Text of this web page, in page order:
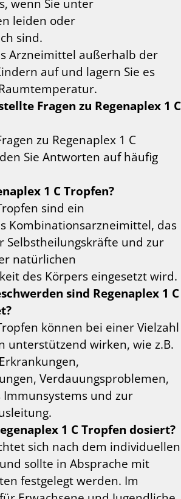
wenn Sie unter
leiden oder
sind.
Arzneimittel außerhalb der
auf und lagern Sie es
Fragen zu Regenaplex 1 C
zu Regenaplex 1 C
Sie Antworten auf häufig
1 C Tropfen?
sind ein
Kombinationsarzneimittel, das
Selbstheilungskräfte und zur
natürlichen
des Körpers eingesetzt wird.
sind Regenaplex 1 C
können bei einer Vielzahl
unterstützend wirken, wie z.B.
Verdauungsproblemen,
Immunsystems und zur
1 C Tropfen dosiert?
sich nach dem individuellen
sollte in Absprache mit
festgelegt werden. Im